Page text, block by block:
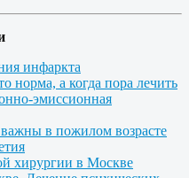
инфаркта
норма, а когда пора лечить
эмиссионная
в пожилом возрасте
хирургии в Москве